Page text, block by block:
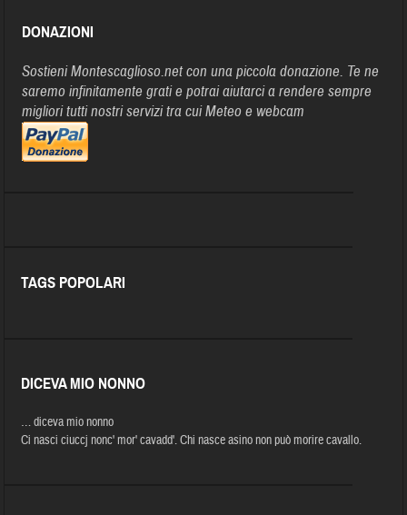
DONAZIONI
Sostieni Montescaglioso.net con una piccola donazione. Te ne
saremo infinitamente grati e potrai aiutarci a rendere sempre
migliori tutti nostri servizi tra cui Meteo e webcam
TAGS POPOLARI
DICEVA MIO NONNO
… diceva mio nonno
Ci nasci ciuccj nonc' mor' cavadd'. Chi nasce asino non può morire cavallo.